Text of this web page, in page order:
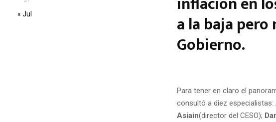
a la baja
Gobierno.
Para tener en claro el
consultó a diez especialistas:
Asiain(director del CESO);
« Jul